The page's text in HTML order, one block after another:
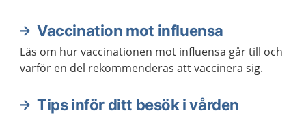
Aktuella artiklar
Vaccination mot influensa
Läs om hur vaccinationen mot influensa går till och
varför en del rekommenderas att vaccinera sig.
Tips inför ditt besök i vården